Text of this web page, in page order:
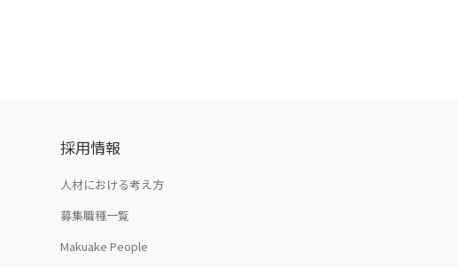
採用情報
人材における考え方
募集職種一覧
Makuake People